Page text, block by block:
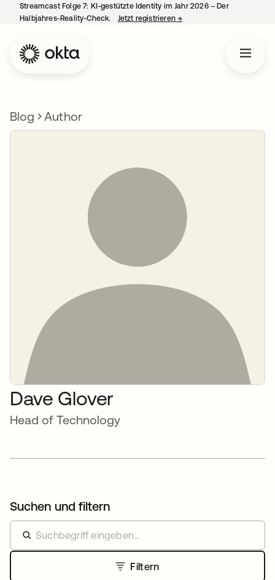
Streamcast Folge 7: KI-gestützte Identity im Jahr 2026 – Der
Halbjahres-Reality-Check.
Jetzt registrieren→
Blog Author
Dave Glover
Head of Technology
Suchen und filtern
Filtern